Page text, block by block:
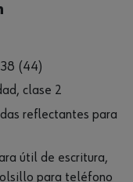
(44)
clase 2
reflectantes para
útil de escritura,
para teléfono